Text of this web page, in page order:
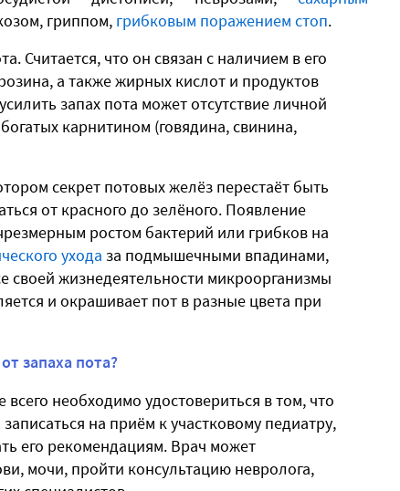
гриппом, грибковым поражением стоп.
Считается, что он связан с наличием в его
а также жирных кислот и продуктов
запах пота может отсутствие личной
карнитином (говядина, свинина,
секрет потовых желёз перестаёт быть
от красного до зелёного. Появление
ростом бактерий или грибков на
ухода за подмышечными впадинами,
своей жизнедеятельности микроорганизмы
и окрашивает пот в разные цвета при
запаха пота?
всего необходимо удостовериться в том, что
на приём к участковому педиатру,
его рекомендациям. Врач может
мочи, пройти консультацию невролога,